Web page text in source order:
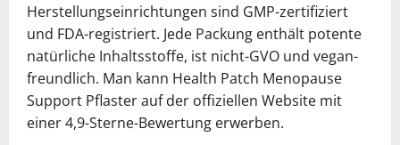
Herstellungseinrichtungen sind GMP-zertifiziert
und FDA-registriert. Jede Packung enthält potente
natürliche Inhaltsstoffe, ist nicht-GVO und vegan-
freundlich. Man kann Health Patch Menopause
Support Pflaster auf der offiziellen Website mit
einer 4,9-Sterne-Bewertung erwerben.